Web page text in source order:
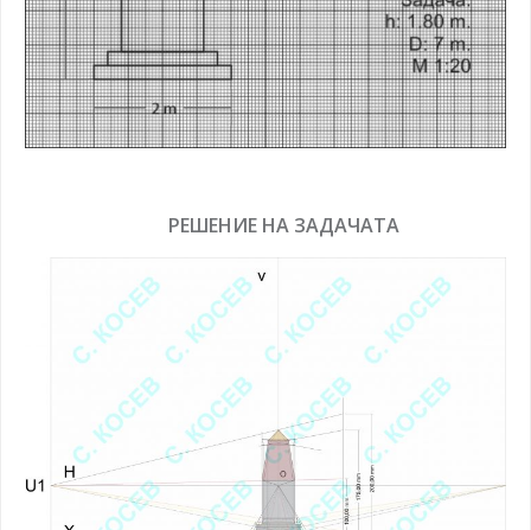
РЕШЕНИЕ НА ЗАДАЧАТА